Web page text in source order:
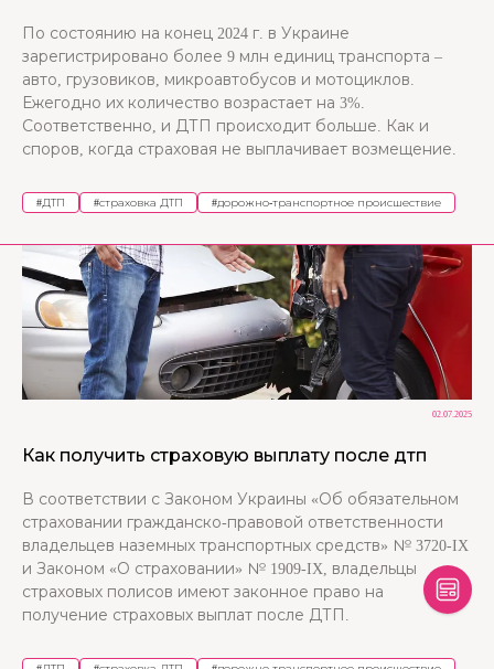
По состоянию на конец 2024 г. в Украине
зарегистрировано более 9 млн единиц транспорта –
авто, грузовиков, микроавтобусов и мотоциклов.
Ежегодно их количество возрастает на 3%.
Соответственно, и ДТП происходит больше. Как и
споров, когда страховая не выплачивает возмещение.
#ДТП #страховка ДТП #дорожно-транспортное происшествие
02.07.2025
Как получить страховую выплату после дтп
В соответствии с Законом Украины «Об обязательном
страховании гражданско-правовой ответственности
владельцев наземных транспортных средств» № 3720-IX
и Законом «О страховании» № 1909-IX, владельцы
страховых полисов имеют законное право на
получение страховых выплат после ДТП.